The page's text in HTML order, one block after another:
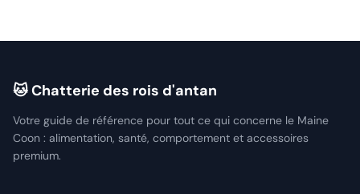
🐱 Chatterie des rois d'antan
Votre guide de référence pour tout ce qui concerne le Maine
Coon : alimentation, santé, comportement et accessoires
premium.